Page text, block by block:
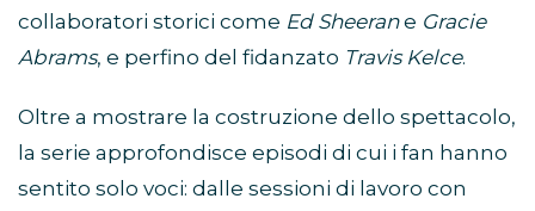
collaboratori storici come Ed Sheerane Gracie
Abrams, e perfino del fidanzato Travis Kelce.
Oltre a mostrare la costruzione dello spettacolo,
la serie approfondisce episodi di cui i fan hanno
sentito solo voci: dalle sessioni di lavoro con